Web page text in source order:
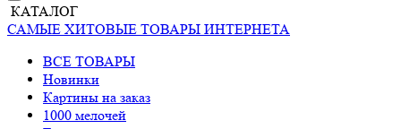
КАТАЛОГ
САМЫЕ ХИТОВЫЕ ТОВАРЫ ИНТЕРНЕТА
ВСЕ ТОВАРЫ
Новинки
Картины на заказ
1000 мелочей